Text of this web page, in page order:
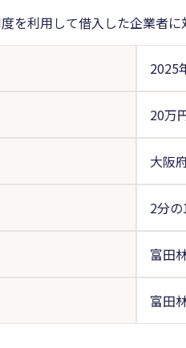
を利用して借入した企業者
2025
20万
大阪
2分の
富田
富田